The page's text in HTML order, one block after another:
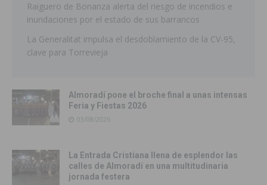
Raiguero de Bonanza alerta del riesgo de incendios e
inundaciones por el estado de sus barrancos
La Generalitat impulsa el desdoblamiento de la CV-95,
clave para Torrevieja
Almoradí pone el broche final a unas intensas
Feria y Fiestas 2026
03/08/2026
La Entrada Cristiana llena de esplendor las
calles de Almoradí en una multitudinaria
jornada festera